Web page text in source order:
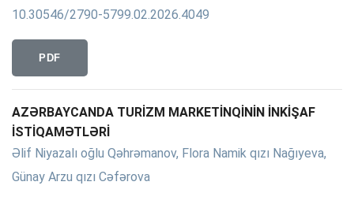
10.30546/2790-5799.02.2026.4049
PDF
AZƏRBAYCANDA TURİZM MARKETİNQİNİN İNKİŞAF
İSTİQAMƏTLƏRİ
Əlif Niyazalı oğlu Qəhrəmanov, Flora Namik qızı Nağıyeva,
Günay Arzu qızı Cəfərova